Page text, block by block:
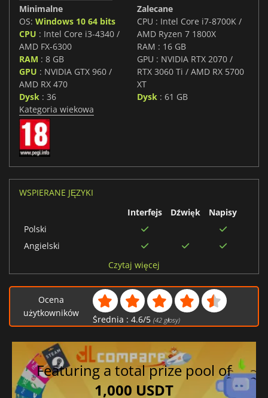
Minimalne
OS: Windows 10 64 bits
CPU : Intel Core i3-4340 /
AMD FX-6300
RAM : 8 GB
GPU : NVIDIA GTX 960 /
AMD RX 470
Dysk : 36
Zalecane
CPU : Intel Core i7-8700K /
AMD Ryzen 7 1800X
RAM : 16 GB
GPU : NVIDIA RTX 2070 /
RTX 3060 Ti / AMD RX 5700
XT
Dysk : 61 GB
Kategoria wiekowa
WSPIERANE JĘZYKI
Interfejs
Dźwięk
Napisy
Polski
Angielski
Meksykański hiszpański
Francuski
Koreański
Rosyjski
Japoński
Chiński tradycyjny
Niemiecki
Czytaj więcej
Ocena
użytkowników
Średnia : 4.6/5 (42głosy)
Featuring a total prize pool of
1,000 USDT